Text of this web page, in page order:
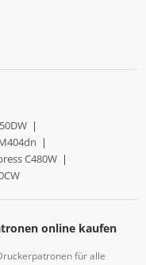
|
|
C480W |
online kaufen
für alle